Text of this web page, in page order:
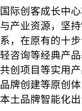
国际创客成长中
与产业资源，坚
系，在原有的十
轻咨询等经典产
共创项目等实用
品牌创建等原创
本土品牌智能化出